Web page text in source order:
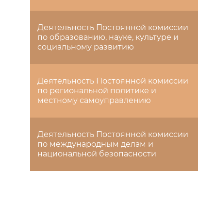
Деятельность Постоянной комиссии
по образованию, науке, культуре и
социальному развитию
Деятельность Постоянной комиссии
по региональной политике и
местному самоуправлению
Деятельность Постоянной комиссии
по международным делам и
национальной безопасности